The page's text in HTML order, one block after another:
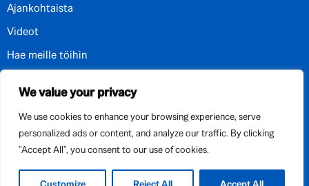
We value your privacy
We use cookies to enhance your browsing experience, serve
personalized ads or content, and analyze our traffic. By clicking
"Accept All", you consent to our use of cookies.
Ajankohtaista
Videot
Hae meille töihin